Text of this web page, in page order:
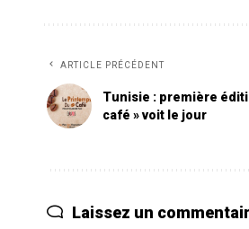
ARTICLE PRÉCÉDENT
Tunisie : première
café » voit le jour
Laissez un